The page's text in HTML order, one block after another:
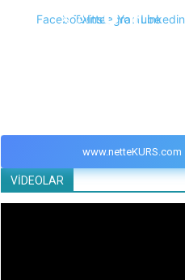
FacebookTwitter
InstagramYoutubeLinkedin
www.netteKURS.com
VİDEOLAR